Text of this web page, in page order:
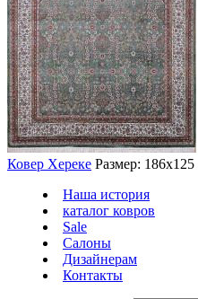
Ковер Хереке Размер: 186х125
Наша история
каталог ковров
Sale
Салоны
Дизайнерам
Контакты